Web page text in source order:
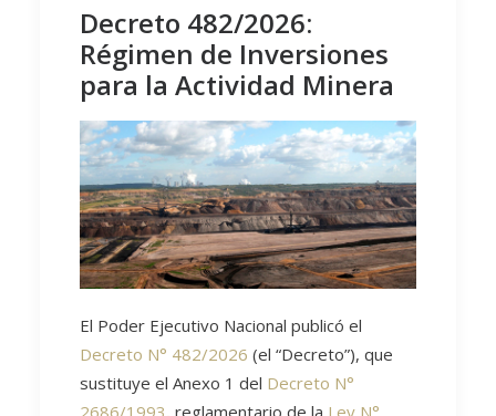
Decreto 482/2026:
Régimen de Inversiones
para la Actividad Minera
El Poder Ejecutivo Nacional publicó el
Decreto N° 482/2026 (el “Decreto”), que
sustituye el Anexo 1 del Decreto N°
2686/1993, reglamentario de la Ley N°